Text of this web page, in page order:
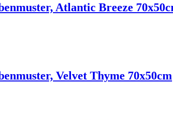
Atlantic Breeze
Velvet Thyme 70x50cm